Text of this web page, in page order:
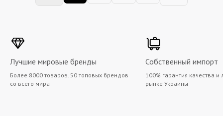
Лучшие мировые бренды
Более 8000 товаров. 50 топовых брендов
со всего мира
Собственный импорт
100% гарантия качества
рынке Украины